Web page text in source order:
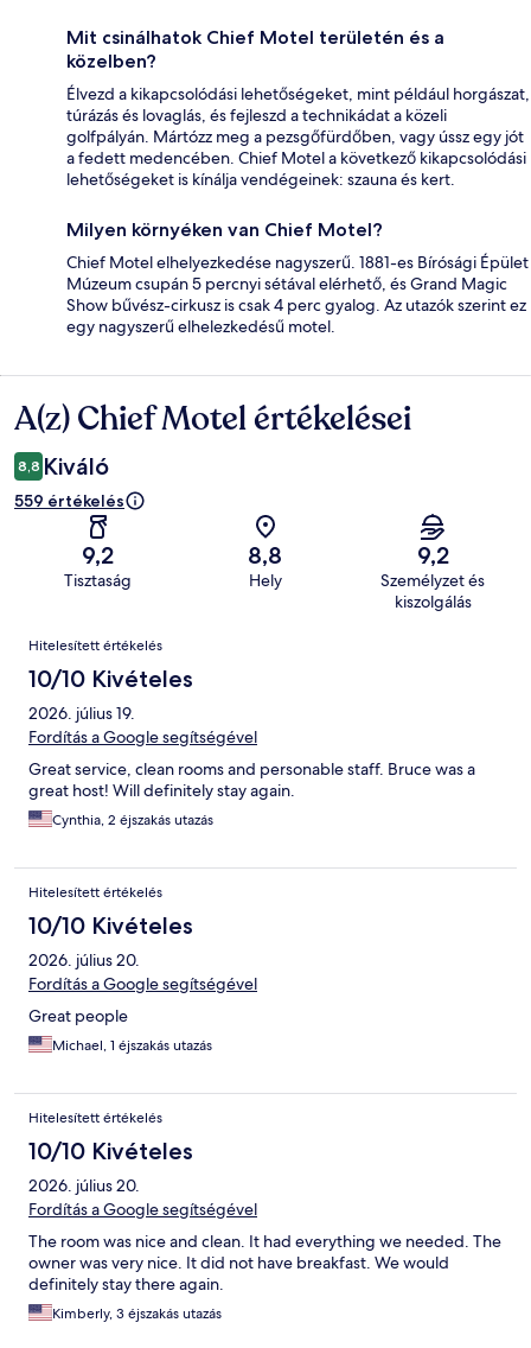
Mit csinálhatok Chief Motel területén és a
közelben?
Élvezd a kikapcsolódási lehetőségeket, mint például horgászat,
túrázás és lovaglás, és fejleszd a technikádat a közeli
golfpályán. Mártózz meg a pezsgőfürdőben, vagy ússz egy jót
a fedett medencében. Chief Motel a következő kikapcsolódási
lehetőségeket is kínálja vendégeinek: szauna és kert.
Milyen környéken van Chief Motel?
Chief Motel elhelyezkedése nagyszerű. 1881-es Bírósági Épület
Múzeum csupán 5 percnyi sétával elérhető, és Grand Magic
Show bűvész-cirkusz is csak 4 perc gyalog. Az utazók szerint ez
egy nagyszerű elhelezkedésű motel.
Értékelések
A(z) Chief Motel értékelései
8,8 Kiváló
559 értékelés
9,2
Tisztaság
8,8
Hely
9,2
Személyzet és
kiszolgálás
Értékelések
Hitelesített értékelés
10/10 Kivételes
2026. július 19.
Fordítás a Google segítségével
Great service, clean rooms and personable staff. Bruce was a
great host! Will definitely stay again.
Cynthia, 2 éjszakás utazás
Hitelesített értékelés
10/10 Kivételes
2026. július 20.
Fordítás a Google segítségével
Great people
Michael, 1 éjszakás utazás
Hitelesített értékelés
10/10 Kivételes
2026. július 20.
Fordítás a Google segítségével
The room was nice and clean. It had everything we needed. The
owner was very nice. It did not have breakfast. We would
definitely stay there again.
Kimberly, 3 éjszakás utazás